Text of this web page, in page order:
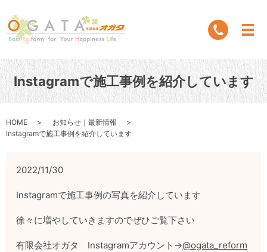
Instagramで施工事例を紹介しています
HOME
お知らせ｜最新情報
Instagramで施工事例を紹介しています
2022/11/30
Instagramで施工事例の写真を紹介しています
徐々に増やしていきますのでぜひご覧下さい
有限会社オガタ Instagramアカウント→@ogata_reform